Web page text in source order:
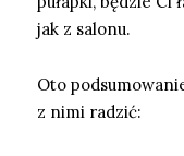
jak z salonu.
Oto
z nimi radzić: